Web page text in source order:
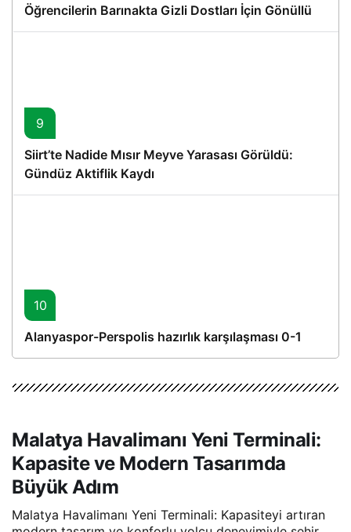
Öğrencilerin Barınakta Gizli Dostları İçin Gönüllü
Proje
9
Siirt’te Nadide Mısır Meyve Yarasası Görüldü:
Gündüz Aktiflik Kaydı
10
Alanyaspor-Perspolis hazırlık karşılaşması 0-1
Malatya Havalimanı Yeni Terminali:
Kapasite ve Modern Tasarımda
Büyük Adım
Malatya Havalimanı Yeni Terminali: Kapasiteyi artıran